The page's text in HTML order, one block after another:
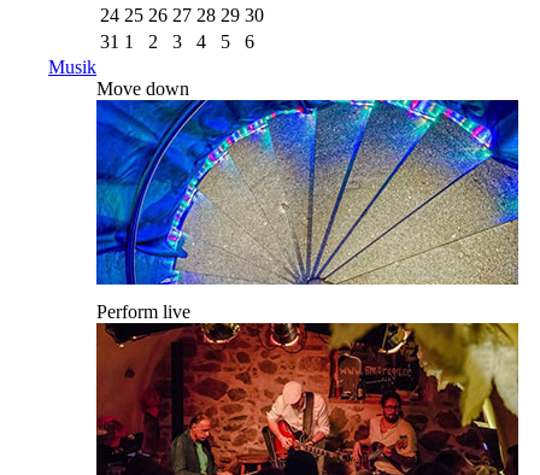
24 25 26 27 28 29 30
31 1 2 3 4 5
6
Musik
Move down
Perform live